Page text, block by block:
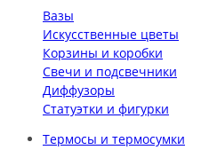
Вазы
Искусственные цветы
Корзины и коробки
Свечи и подсвечники
Диффузоры
Статуэтки и фигурки
Термосы и термосумки